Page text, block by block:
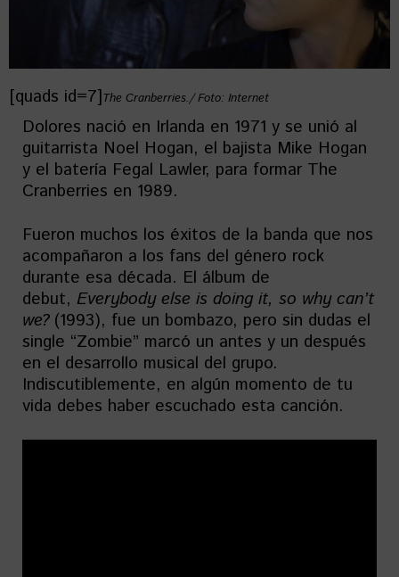
[quads id=7]The Cranberries./ Foto: Internet
Dolores nació en Irlanda en 1971 y se unió al
guitarrista Noel Hogan, el bajista Mike Hogan
y el batería Fegal Lawler, para formar The
Cranberries en 1989.
Fueron muchos los éxitos de la banda que nos
acompañaron a los fans del género rock
durante esa década. El álbum de
debut, Everybody else is doing it, so why can’t
we?(1993), fue un bombazo, pero sin dudas el
single “Zombie” marcó un antes y un después
en el desarrollo musical del grupo.
Indiscutiblemente, en algún momento de tu
vida debes haber escuchado esta canción.